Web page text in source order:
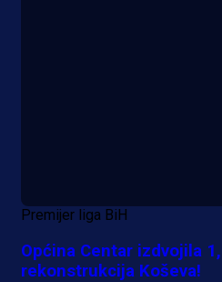
Premijer liga BiH
Općina Centar izdvojila
rekonstrukcija Koševa!